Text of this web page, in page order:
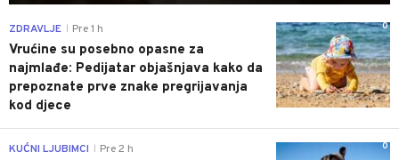
0
ZDRAVLJE Pre 1 h
Vrućine su posebno opasne za
najmlađe: Pedijatar objašnjava kako da
prepoznate prve znake pregrijavanja
kod djece
0
KUĆNI LJUBIMCI Pre 2 h